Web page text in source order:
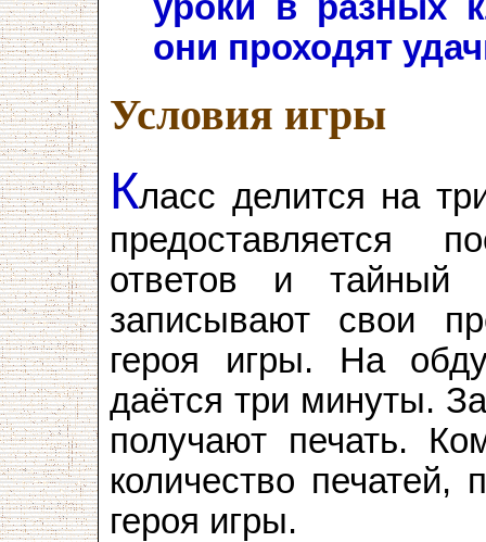
уроки в разных
они проходят
Условия игры
Класс делится на
предоставляется
ответов и тайный
записывают свои
героя игры. На
даётся три минуты.
получают печать.
количество печатей,
героя игры.